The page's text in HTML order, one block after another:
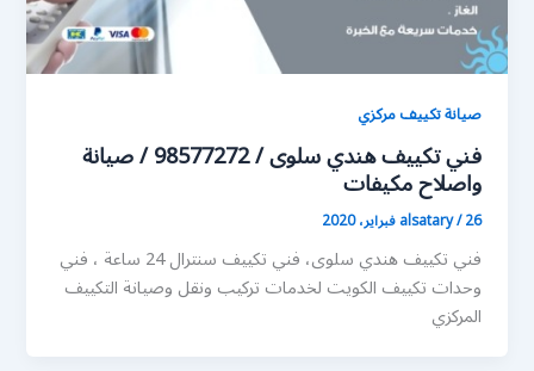
صيانة تكييف مركزي
فني تكييف هندي سلوى / 98577272 / صيانة
واصلاح مكيفات
alsatary/26 فبراير، 2020
فني تكييف هندي سلوى، فني تكييف سنترال 24 ساعة ، فني
وحدات تكييف الكويت لخدمات تركيب ونقل وصيانة التكييف
المركزي